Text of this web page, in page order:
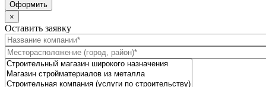
Оформить
×
Оставить заявку